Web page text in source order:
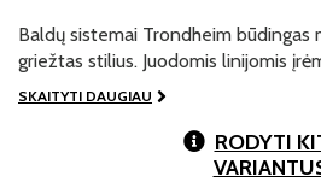
Baldų sistemai Trondheim būdingas
griežtas stilius. Juodomis linijomis
SKAITYTI DAUGIAU
RODYTI